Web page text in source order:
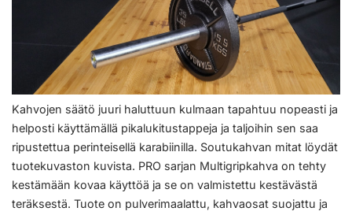
Kahvojen säätö juuri haluttuun kulmaan tapahtuu nopeasti ja
helposti käyttämällä pikalukitustappeja ja taljoihin sen saa
ripustettua perinteisellä karabiinilla. Soutukahvan mitat löydät
tuotekuvaston kuvista. PRO sarjan Multigripkahva on tehty
kestämään kovaa käyttöä ja se on valmistettu kestävästä
teräksestä. Tuote on pulverimaalattu, kahvaosat suojattu ja